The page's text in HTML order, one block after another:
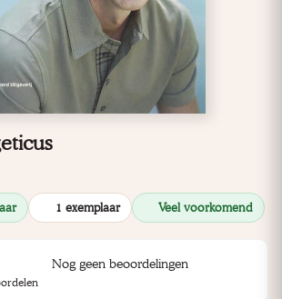
1 exemplaar Veel voorkomend
Nog geen beoordelingen